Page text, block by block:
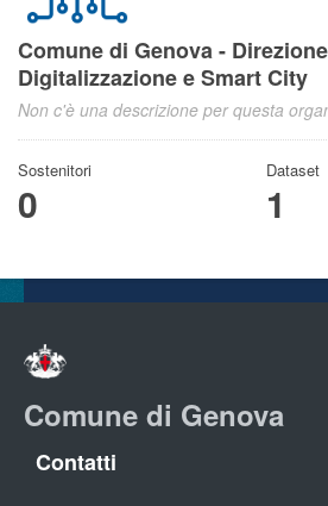
Comune di Genova -
Digitalizzazione e Smart City
Non c'è una descrizione per questa
Sostenitori
0
Dataset
1
Comune di Genova
Contatti